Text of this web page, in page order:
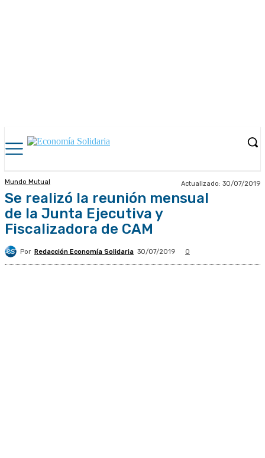
Mundo Mutual Actualizado: 30/07/2019
Se realizó la reunión mensual
de la Junta Ejecutiva y
Fiscalizadora de CAM
Por Redacción Economía Solidaria 30/07/2019 0